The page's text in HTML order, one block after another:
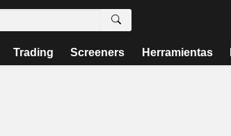
Trading Screeners Herramientas